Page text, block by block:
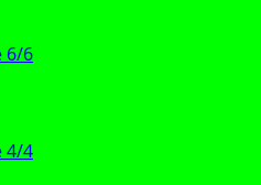
6/6
4/4